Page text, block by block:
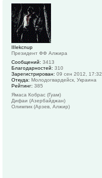
IIIekcnup
Президент ФФ Алжира
Сообщений: 3413
Благодарностей: 310
Зарегистрирован: 09 сен 2012, 17:32
Откуда: Молодогвардейск, Украина
Рейтинг: 385
Ямаса Кобрас (Гуам)
Дифаи (Азербайджан)
Олимпик (Арзев, Алжир)